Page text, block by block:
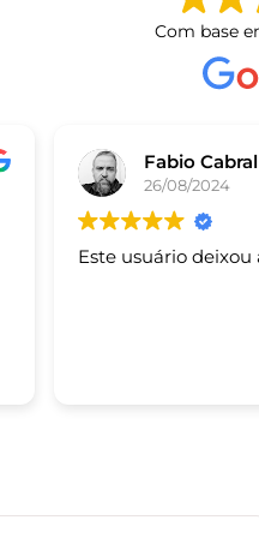
Com base
Fabio
26/08/2024
Este usuário deixou